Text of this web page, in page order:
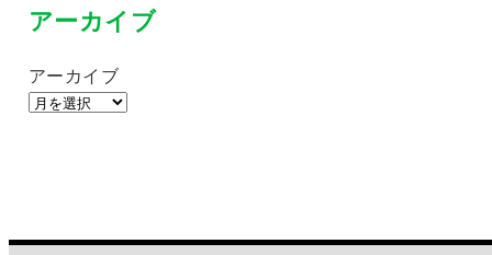
アーカイブ
アーカイブ